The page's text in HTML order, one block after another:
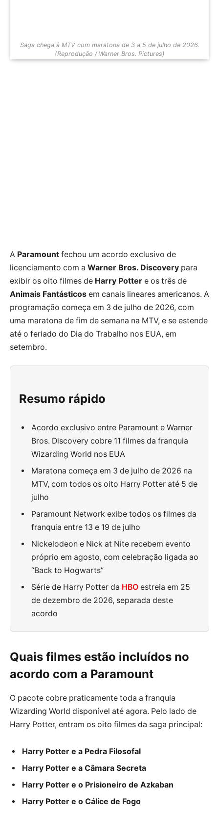
Saga chega à MTV com maratona de 3 a 5 de julho de 2026.
(Reprodução / Warner Bros. Pictures)
A Paramount fechou um acordo exclusivo de
licenciamento com a Warner Bros. Discovery para
exibir os oito filmes de Harry Potter e os três de
Animais Fantásticos em canais lineares americanos. A
programação começa em 3 de julho de 2026, com
uma maratona de fim de semana na MTV, e se estende
até o feriado do Dia do Trabalho nos EUA, em
setembro.
Resumo rápido
Acordo exclusivo entre Paramount e Warner
Bros. Discovery cobre 11 filmes da franquia
Wizarding World nos EUA
Maratona começa em 3 de julho de 2026 na
MTV, com todos os oito Harry Potter até 5 de
julho
Paramount Network exibe todos os filmes da
franquia entre 13 e 19 de julho
Nickelodeon e Nick at Nite recebem evento
próprio em agosto, com celebração ligada ao
“Back to Hogwarts”
Série de Harry Potter da HBO estreia em 25
de dezembro de 2026, separada deste
acordo
Quais filmes estão incluídos no
acordo com a Paramount
O pacote cobre praticamente toda a franquia
Wizarding World disponível até agora. Pelo lado de
Harry Potter, entram os oito filmes da saga principal:
Harry Potter e a Pedra Filosofal
Harry Potter e a Câmara Secreta
Harry Potter e o Prisioneiro de Azkaban
Harry Potter e o Cálice de Fogo